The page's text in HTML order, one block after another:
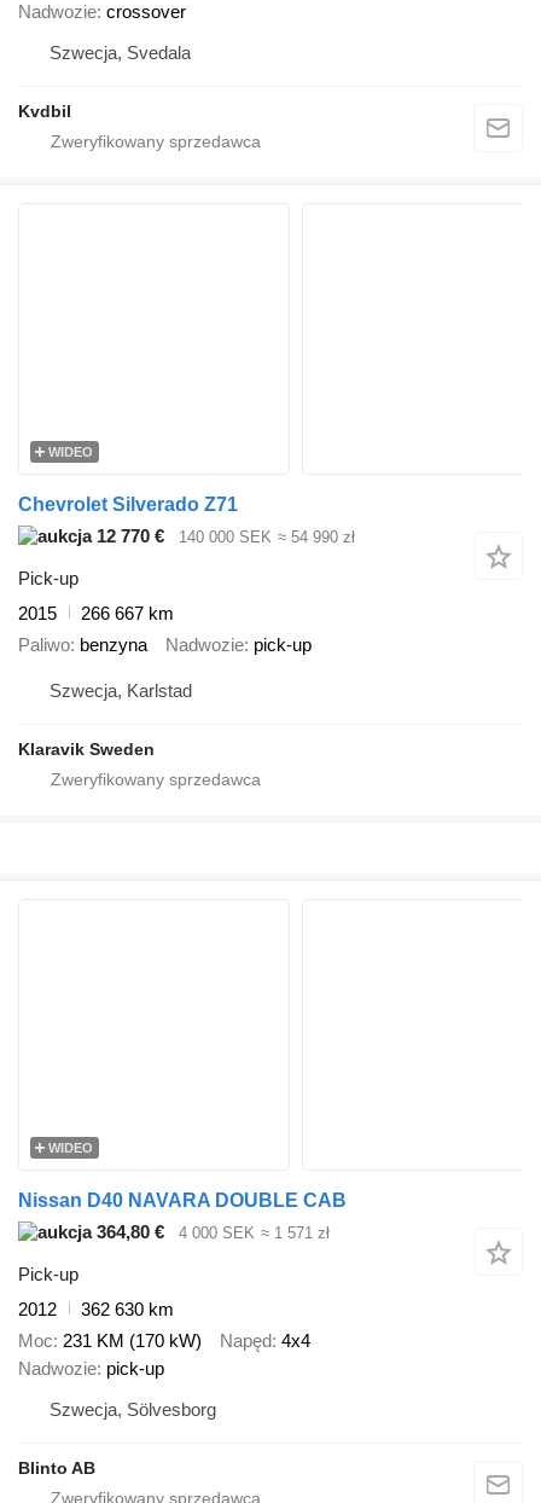
Nadwozie crossover
Szwecja, Svedala
Kvdbil
WIDEO
Chevrolet Silverado Z71
12 770 €
140 000 SEK ≈ 54 990 zł
Pick-up
2015
266 667 km
Paliwo benzyna Nadwozie pick-up
Szwecja, Karlstad
Klaravik Sweden
WIDEO
Nissan D40 NAVARA DOUBLE CAB
364,80 €
4 000 SEK ≈ 1 571 zł
Pick-up
2012
362 630 km
Moc 231 KM (170 kW) Napęd 4x4
Nadwozie pick-up
Szwecja, Sölvesborg
Blinto AB